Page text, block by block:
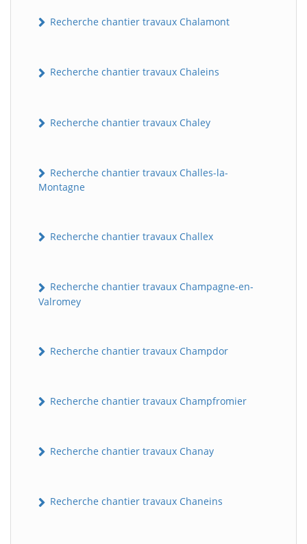
Recherche chantier travaux Chalamont
Recherche chantier travaux Chaleins
Recherche chantier travaux Chaley
Recherche chantier travaux Challes-la-
Montagne
Recherche chantier travaux Challex
Recherche chantier travaux Champagne-en-
Valromey
Recherche chantier travaux Champdor
Recherche chantier travaux Champfromier
Recherche chantier travaux Chanay
Recherche chantier travaux Chaneins